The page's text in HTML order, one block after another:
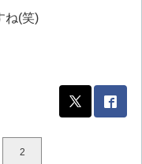
ね(笑)
2